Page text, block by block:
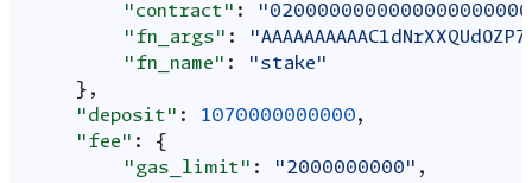
"contract" :
"fn_args" :
"fn_name" :
"stake"
},
"deposit" : 1070000000000 ,
"fee" :
{
"gas_limit" : "2000000000" ,